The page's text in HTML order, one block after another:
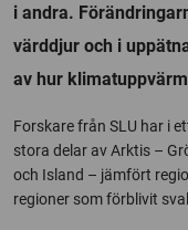
i andra.
värddjur och i
av hur
Forskare från SLU har i
stora delar av Arktis –
och Island – jämfört
regioner som förblivit